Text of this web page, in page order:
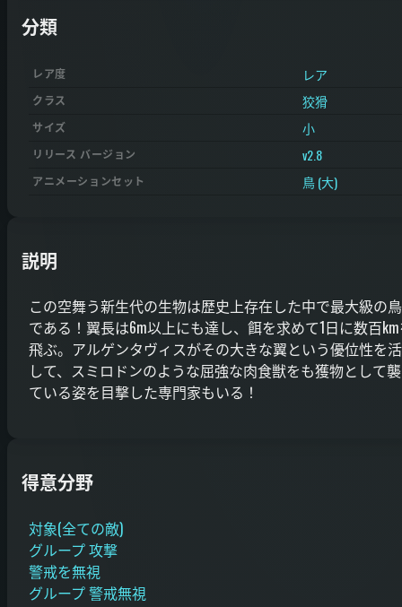
分類
レア度 レア
クラス 狡猾
サイズ 小
リリース バージョン v2.8
アニメーションセット 鳥 (大)
説明
この空舞う新生代の生物は歴史上存在した中で最大級の
である！翼長は6m以上にも達し、餌を求めて1日に数百
飛ぶ。アルゲンタヴィスがその大きな翼という優位性を
して、スミロドンのような屈強な肉食獣をも獲物として
ている姿を目撃した専門家もいる！
得意分野
対象(全ての敵)
グループ 攻撃
警戒を無視
グループ 警戒無視